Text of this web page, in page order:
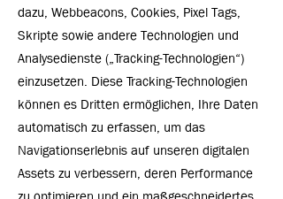
dazu, Webbeacons, Cookies, Pixel Tags,
Skripte sowie andere Technologien und
Analysedienste („Tracking-Technologien“)
einzusetzen. Diese Tracking-Technologien
können es Dritten ermöglichen, Ihre Daten
automatisch zu erfassen, um das
Navigationserlebnis auf unseren digitalen
Assets zu verbessern, deren Performance